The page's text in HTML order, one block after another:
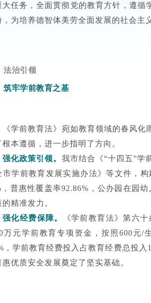
大任务，全面贯彻党的教育方针，遵
，为培养德智体美劳全面发展的社会主
法治引领
筑牢学前教育之基
《学前教育法》 宛如教育领域的春风化
本遵循， 进一步指明了方向。
强化政策引领。 我市结合《“十四五”学
市学前教育发展实施办法》等文件 ，
，普惠性覆盖率92.86%，公办园在园
精准发力。
强化经费保障。
《学前教育法》第六
万元学前教育专项资金，按照600元
，学前教育经费投入占教育经费总投
惠优质安全发展奠定了坚实基础。